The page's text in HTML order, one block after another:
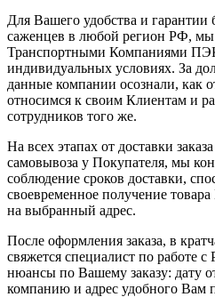
Для Вашего удобства и гарантии
саженцев в любой регион РФ, мы
Транспортными Компаниями
индивидуальных условиях. За
данные компании осознали, как
относимся к своим Клиентам и
сотрудников того же.
На всех этапах от доставки
самовывоза у Покупателя, мы
соблюдение сроков доставки,
своевременное получение
на выбранный адрес.
После оформления заказа, в
свяжется специалист по работе с
нюансы по Вашему заказу: дату
компанию и адрес удобного Вам